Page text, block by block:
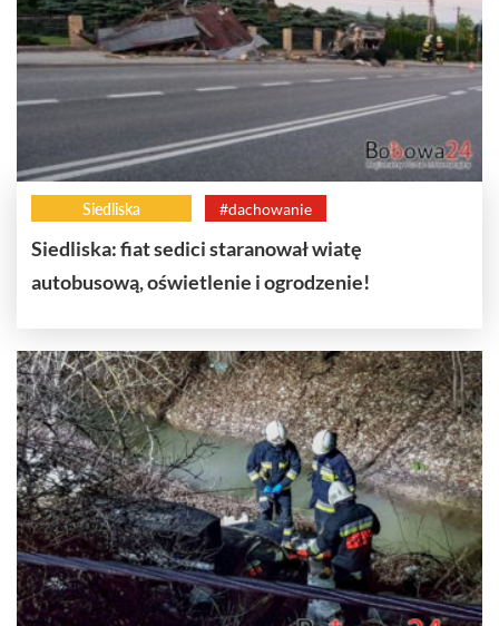
Siedliska #dachowanie
Siedliska: fiat sedici staranował wiatę
autobusową, oświetlenie i ogrodzenie!